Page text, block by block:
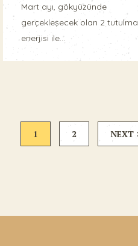
Mart ayı, gökyüzünde
gerçekleşecek olan 2 tutulma
enerjisi ile...
1 2 NEXT